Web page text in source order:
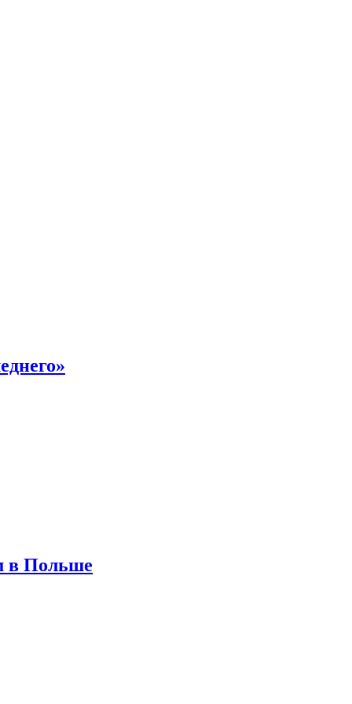
в Польше